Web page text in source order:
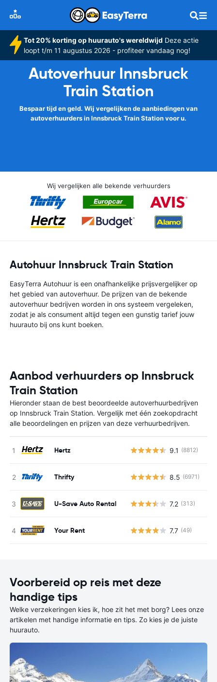
Tot 20% korting op huurauto's wereldwijd Deze actie
loopt t/m 11 augustus 2026 - profiteer vandaag nog!
Autoverhuur Innsbruck
Train Station
Bespaar tijd en geld. Wij vergelijken de aanbiedingen van
autoverhuurders in Innsbruck Train Station voor u.
Wij vergelijken alle bekende verhuurders
Autohuur Innsbruck Train Station
EasyTerra Autohuur is een onafhankelijke prijsvergelijker op
het gebied van autoverhuur. De prijzen van de bekende
autoverhuur bedrijven worden in ons systeem vergeleken,
zodat je als consument altijd tegen een gunstig tarief jouw
huurauto bij ons kunt boeken.
Aanbod verhuurders op Innsbruck
Train Station
Hieronder staan de best beoordeelde autoverhuurbedrijven
op Innsbruck Train Station. Vergelijk met één zoekopdracht
alle beoordelingen en prijzen van deze verhuurbedrijven.
Hertz 9.1 (8812)
Thrifty 8.5 (6971)
U-Save Auto Rental 7.2 (313)
Your Rent 7.7 (49)
Voorbereid op reis met deze
handige tips
Welke verzekeringen kies ik, hoe zit het met borg? Lees onze
artikelen met handige informatie en tips. Zo kies je de juiste
huurauto.